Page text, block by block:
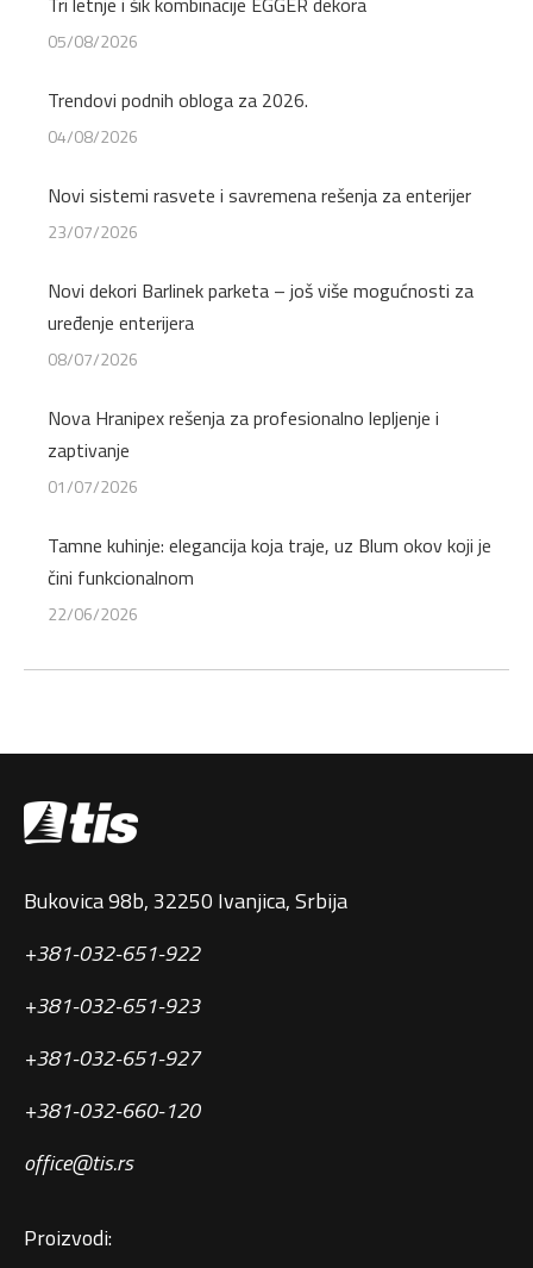
05/08/2026
Trendovi podnih obloga za 2026.
04/08/2026
Novi sistemi rasvete i savremena rešenja za enterijer
23/07/2026
Novi dekori Barlinek parketa – još više mogućnosti za
uređenje enterijera
08/07/2026
Nova Hranipex rešenja za profesionalno lepljenje i
zaptivanje
01/07/2026
Tamne kuhinje: elegancija koja traje, uz Blum okov koji je
čini funkcionalnom
22/06/2026
Bukovica 98b, 32250 Ivanjica, Srbija
+381-032-651-922
+381-032-651-923
+381-032-651-927
+381-032-660-120
office@tis.rs
Proizvodi: